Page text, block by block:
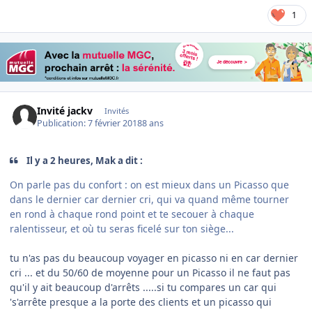
1
Invité jackv Invités
Publication:7 février 20188 ans
Il y a 2 heures, Mak a dit :
On parle pas du confort : on est mieux dans un Picasso que
dans le dernier car dernier cri, qui va quand même tourner
en rond à chaque rond point et te secouer à chaque
ralentisseur, et où tu seras ficelé sur ton siège...
tu n'as pas du beaucoup voyager en picasso ni en car dernier
cri ... et du 50/60 de moyenne pour un Picasso il ne faut pas
qu'il y ait beaucoup d'arrêts .....si tu compares un car qui
's'arrête presque a la porte des clients et un picasso qui